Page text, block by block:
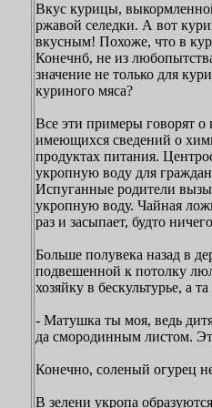
Вкус курицы,
ржавой селедки. А вот
вкусным! Похоже, что в
Конечнб, не из
значение не только для
куриного мяса?
Все эти примеры говорят о
имеющихся сведений о
продуктах питания.
укропную воду для
Испуганные родители
укропную воду. Чайная
раз и засыпает, будто
Больше полувека назад в
подвешенной к потолку
хозяйку в бескультурье, а
- Матушка ты моя, ведь
да смородинным листом.
Конечно, соленый огурец
В зелени укропа